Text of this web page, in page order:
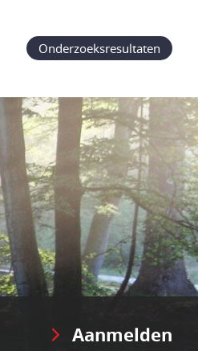
Onderzoeksresultaten
Aanmelden